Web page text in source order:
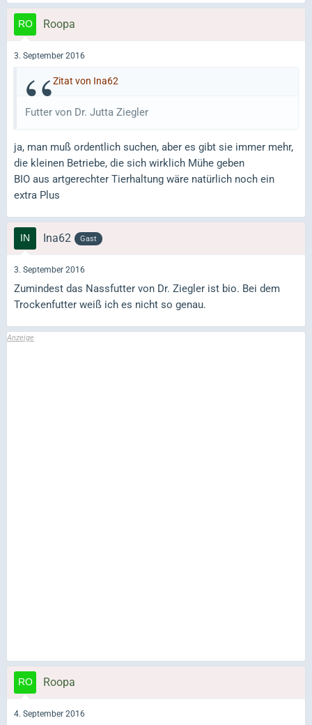
Roopa
3. September 2016
Zitat von Ina62
Futter von Dr. Jutta Ziegler
ja, man muß ordentlich suchen, aber es gibt sie immer mehr,
die kleinen Betriebe, die sich wirklich Mühe geben
BIO aus artgerechter Tierhaltung wäre natürlich noch ein
extra Plus
Ina62 Gast
3. September 2016
Zumindest das Nassfutter von Dr. Ziegler ist bio. Bei dem
Trockenfutter weiß ich es nicht so genau.
Roopa
4. September 2016